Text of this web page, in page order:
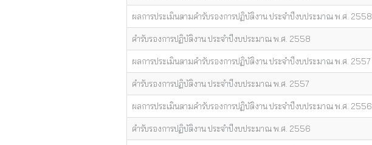
ผลการประเมินตามคำรับรองการปฏิบัติงาน ประจำปีงบประมาณ พ.ศ. 2558
คำรับรองการปฏิบัติงาน ประจำปีงบประมาณ พ.ศ. 2558
ผลการประเมินตามคำรับรองการปฏิบัติงาน ประจำปีงบประมาณ พ.ศ. 2557
คำรับรองการปฏิบัติงาน ประจำปีงบประมาณ พ.ศ. 2557
ผลการประเมินตามคำรับรองการปฏิบัติงาน ประจำปีงบประมาณ พ.ศ. 2556
คำรับรองการปฏิบัติงาน ประจำปีงบประมาณ พ.ศ. 2556